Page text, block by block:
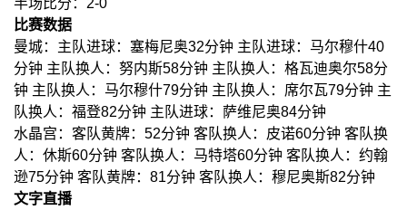
半场比分：2-0
比赛数据
曼城：主队进球：塞梅尼奥32分钟 主队进球：马尔穆什40
分钟 主队换人：努内斯58分钟 主队换人：格瓦迪奥尔58分
钟 主队换人：马尔穆什79分钟 主队换人：席尔瓦79分钟 主
队换人：福登82分钟 主队进球：萨维尼奥84分钟
水晶宫：客队黄牌：52分钟 客队换人：皮诺60分钟 客队换
人：休斯60分钟 客队换人：马特塔60分钟 客队换人：约翰
逊75分钟 客队黄牌：81分钟 客队换人：穆尼奥斯82分钟
文字直播